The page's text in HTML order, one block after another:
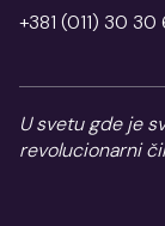
+381 (011) 30 30
U svetu gde je
revolucionarni